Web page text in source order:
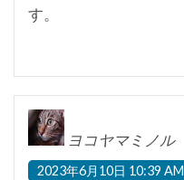
す。
ヨコヤマミノル
2023年6月10日 10:39 AM